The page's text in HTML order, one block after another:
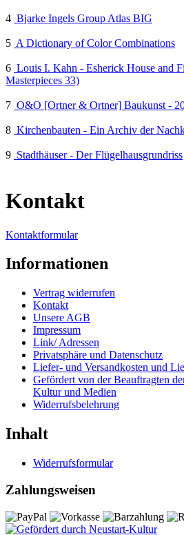
4 Bjarke Ingels Group Atlas BIG
5 A Dictionary of Color Combinations
6 Louis I. Kahn - Esherick House and
Masterpieces 33)
7 O&O [Ortner & Ortner] Baukunst -
8 Kirchenbauten - Ein Archiv der
9 Stadthäuser - Der Flügelhausgrundriss
Kontakt
Kontaktformular
Informationen
Vertrag widerrufen
Kontakt
Unsere AGB
Impressum
Link/ Adressen
Privatsphäre und Datenschutz
Liefer- und Versandkosten und
Gefördert von der Beauftragten
Kultur und Medien
Widerrufsbelehrung
Inhalt
Widerrufsformular
Zahlungsweisen